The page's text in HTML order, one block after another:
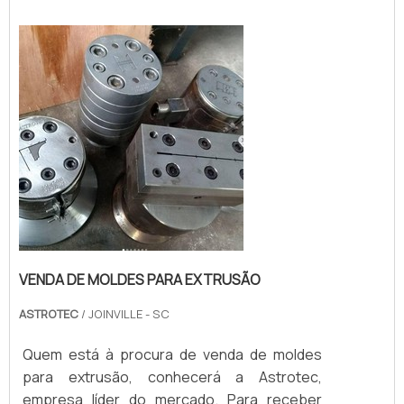
encontrará proteção e suporte
personalizado via WhatsApp.MAIS
INFORMAÇÕES SOBRE...
VENDA DE MOLDES PARA EXTRUSÃO
ASTROTEC / JOINVILLE - SC
Quem está à procura de venda de moldes
para extrusão, conhecerá a Astrotec,
empresa líder do mercado. Para receber